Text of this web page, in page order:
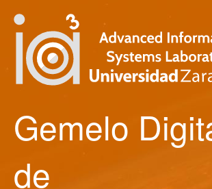
Gemelo
de